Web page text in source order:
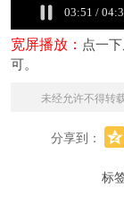
宽屏播放： 点一
可。
未经允许不得转
分享到：
标